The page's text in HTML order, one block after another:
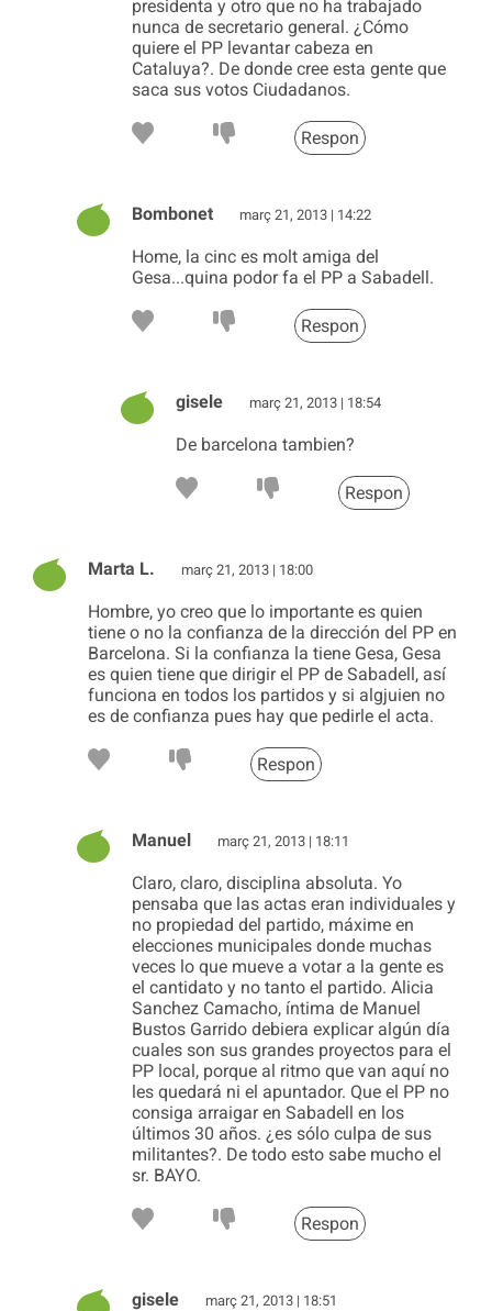
presidenta y otro que no ha trabajado
nunca de secretario general. ¿Cómo
quiere el PP levantar cabeza en
Cataluya?. De donde cree esta gente que
saca sus votos Ciudadanos.
Respon
Bombonet març 21, 2013 | 14:22
Home, la cinc es molt amiga del
Gesa...quina podor fa el PP a Sabadell.
Respon
gisele març 21, 2013 | 18:54
De barcelona tambien?
Respon
Marta L. març 21, 2013 | 18:00
Hombre, yo creo que lo importante es quien
tiene o no la confianza de la dirección del PP en
Barcelona. Si la confianza la tiene Gesa, Gesa
es quien tiene que dirigir el PP de Sabadell, así
funciona en todos los partidos y si algjuien no
es de confianza pues hay que pedirle el acta.
Respon
Manuel març 21, 2013 | 18:11
Claro, claro, disciplina absoluta. Yo
pensaba que las actas eran individuales y
no propiedad del partido, máxime en
elecciones municipales donde muchas
veces lo que mueve a votar a la gente es
el cantidato y no tanto el partido. Alicia
Sanchez Camacho, íntima de Manuel
Bustos Garrido debiera explicar algún día
cuales son sus grandes proyectos para el
PP local, porque al ritmo que van aquí no
les quedará ni el apuntador. Que el PP no
consiga arraigar en Sabadell en los
últimos 30 años. ¿es sólo culpa de sus
militantes?. De todo esto sabe mucho el
sr. BAYO.
Respon
gisele març 21, 2013 | 18:51